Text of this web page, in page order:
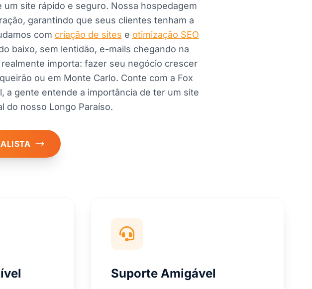
site rápido e seguro. Nossa hospedagem
garantindo que seus clientes tenham a
com criação de sites e otimização SEO
baixo, sem lentidão, e-mails chegando na
importa: fazer seu negócio crescer
ou em Monte Carlo. Conte com a Fox
a gente entende a importância de ter um site
do nosso Longo Paraíso.
Suporte Amigável